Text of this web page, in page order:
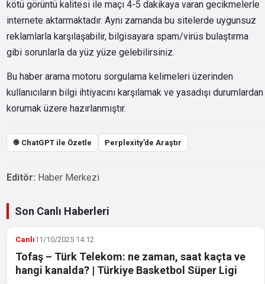
kötü görüntü kalitesi ile maçı 4-5 dakikaya varan gecikmelerle
internete aktarmaktadır. Aynı zamanda bu sitelerde uygunsuz
reklamlarla karşılaşabilir, bilgisayara spam/virüs bulaştırma
gibi sorunlarla da yüz yüze gelebilirsiniz.
Bu haber arama motoru sorgulama kelimeleri üzerinden
kullanıcıların bilgi ihtiyacını karşılamak ve yasadışı durumlardan
korumak üzere hazırlanmıştır.
֎ ChatGPT ile Özetle Perplexity’de Araştır
Editör: Haber Merkezi
Son Canlı Haberleri
Canlı11/10/2025 14:12
Tofaş – Türk Telekom: ne zaman, saat kaçta ve
hangi kanalda? | Türkiye Basketbol Süper Ligi